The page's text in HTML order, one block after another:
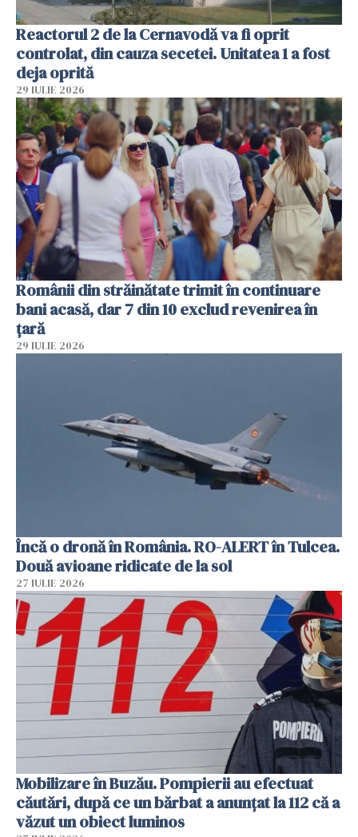
Reactorul 2 de la Cernavodă va fi oprit
controlat, din cauza secetei. Unitatea 1 a fost
deja oprită
29 IULIE 2026
Românii din străinătate trimit în continuare
bani acasă, dar 7 din 10 exclud revenirea în
țară
29 IULIE 2026
Încă o dronă în România. RO-ALERT în Tulcea.
Două avioane ridicate de la sol
27 IULIE 2026
Mobilizare în Buzău. Pompierii au efectuat
căutări, după ce un bărbat a anunțat la 112 că a
văzut un obiect luminos